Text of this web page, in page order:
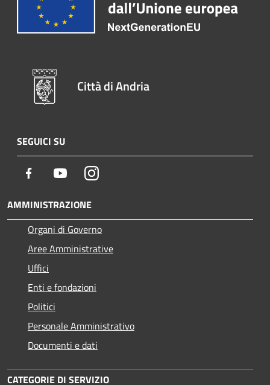
Città di Andria
SEGUICI SU
Facebook YoutubeInstagram
AMMINISTRAZIONE
Organi di Governo
Aree Amministrative
Uffici
Enti e fondazioni
Politici
Personale Amministrativo
Documenti e dati
CATEGORIE DI SERVIZIO